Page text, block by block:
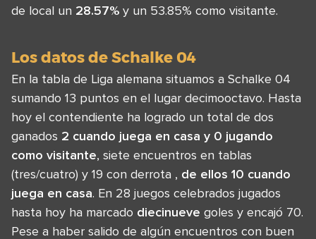
de local un 28.57% y un 53.85% como visitante.
Los datos de Schalke 04
En la tabla de Liga alemana situamos a Schalke 04
sumando 13 puntos en el lugar decimooctavo. Hasta
hoy el contendiente ha logrado un total de dos
ganados 2 cuando juega en casa y 0 jugando
como visitante, siete encuentros en tablas
(tres/cuatro) y 19 con derrota , de ellos 10 cuando
juega en casa. En 28 juegos celebrados jugados
hasta hoy ha marcado diecinueve goles y encajó 70.
Pese a haber salido de algún encuentros con buen